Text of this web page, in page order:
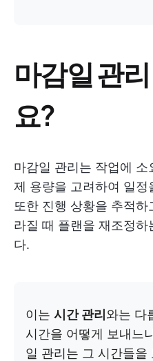
마감일 관
요?
마감일 관리는 작업에
제 용량을 고려하여 일
또한 진행 상황을 추적
라질 때 플랜을 재조정
다.
이는 시간 관리 와는 다
시간을 어떻게 보내느
일 관리는 그 시간들